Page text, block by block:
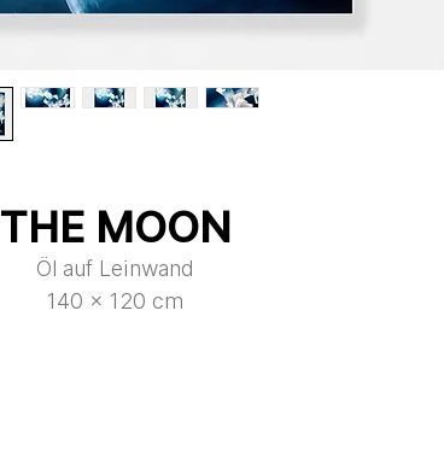
THE MOON
Öl auf Leinwand
140 x 120 cm